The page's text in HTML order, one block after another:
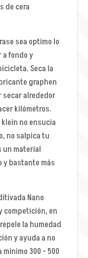
de cera
sea optimo lo
a fondo y
Seca la
graphen
secar alrededor
kilómetros.
no ensucia
no salpica tu
un material
y bastante más
Nano
competición, en
la humedad
y ayuda a no
300 - 500